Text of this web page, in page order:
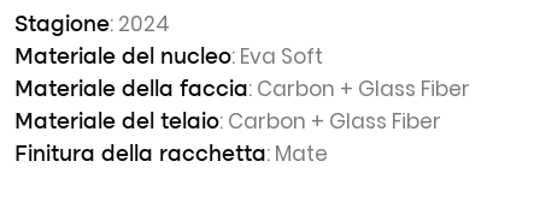
Stagione: 2024
Materiale del nucleo: Eva Soft
Materiale della faccia: Carbon + Glass Fiber
Materiale del telaio: Carbon + Glass Fiber
Finitura della racchetta: Mate